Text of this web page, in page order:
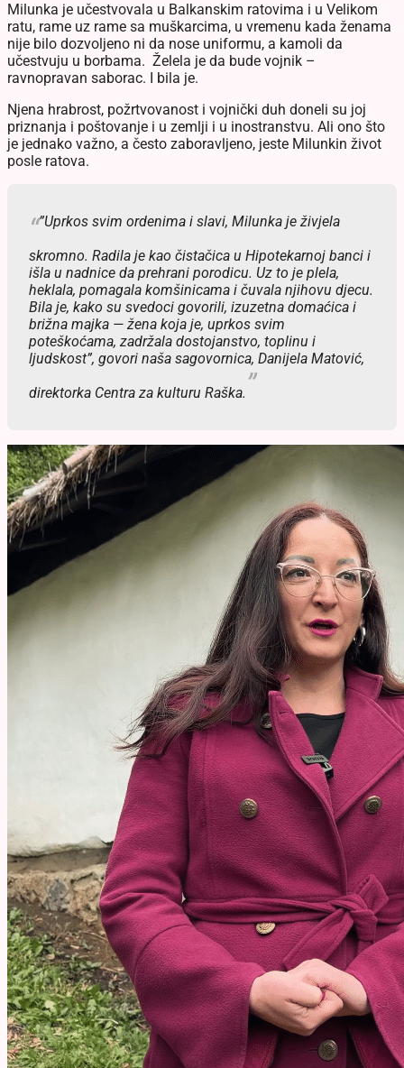
Milunka je učestvovala u Balkanskim ratovima i u Velikom
ratu, rame uz rame sa muškarcima, u vremenu kada ženama
nije bilo dozvoljeno ni da nose uniformu, a kamoli da
učestvuju u borbama. Želela je da bude vojnik –
ravnopravan saborac. I bila je.
Njena hrabrost, požrtvovanost i vojnički duh doneli su joj
priznanja i poštovanje i u zemlji i u inostranstvu. Ali ono što
je jednako važno, a često zaboravljeno, jeste Milunkin život
posle ratova.
”Uprkos svim ordenima i slavi, Milunka je živjela
skromno. Radila je kao čistačica u Hipotekarnoj banci i
išla u nadnice da prehrani porodicu. Uz to je plela,
heklala, pomagala komšinicama i čuvala njihovu djecu.
Bila je, kako su svedoci govorili, izuzetna domaćica i
brižna majka — žena koja je, uprkos svim
poteškoćama, zadržala dostojanstvo, toplinu i
ljudskost”, govori naša sagovornica, Danijela Matović,
direktorka Centra za kulturu Raška.